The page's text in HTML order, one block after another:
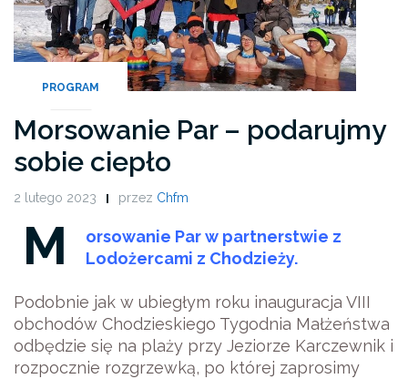
PROGRAM
Morsowanie Par – podarujmy
sobie ciepło
2 lutego 2023 przez Chfm
M
orsowanie Par w partnerstwie z
Lodożercami z Chodzieży.
Podobnie jak w ubiegłym roku inauguracja VIII
obchodów Chodzieskiego Tygodnia Małżeństwa
odbędzie się na plaży przy Jeziorze Karczewnik i
rozpocznie rozgrzewką, po której zaprosimy